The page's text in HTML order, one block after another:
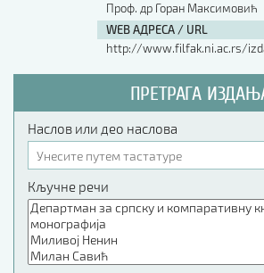
Проф. др Горан Максимовић
WEB АДРЕСА / URL
http://www.filfak.ni.ac.rs/
ПРЕТРАГА
Наслов или део наслова
Кључне речи